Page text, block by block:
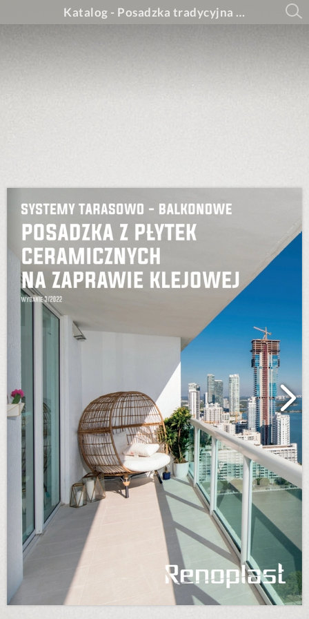
Katalog - Posadzka tradycyjna (płytki ceramiczne na kleju )